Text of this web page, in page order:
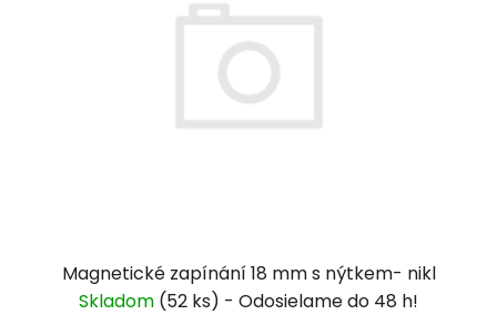
Magnetické zapínání 18 mm s nýtkem- nikl
Skladom (52 ks)